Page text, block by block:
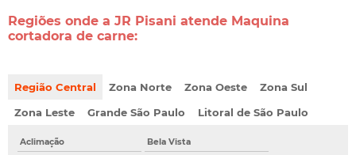
Regiões onde a JR Pisani atende Maquina
cortadora de carne:
Região Central Zona Norte Zona Oeste
Zona Sul
Zona Leste
Grande São Paulo Litoral de São Paulo
Aclimação
Bela Vista